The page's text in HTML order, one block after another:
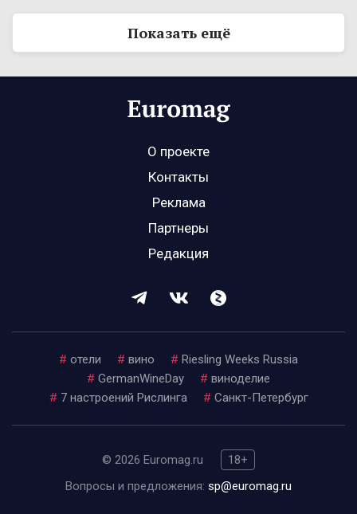
Показать ещё
О проекте
Контакты
Реклама
Партнеры
Редакция
# отели # вино # Riesling Weeks Russia
# GermanWineDay # виноделие
# 7 настроений Рислинга # Санкт-Петербург
© 2026 Euromag.ru
18+
Вопросы и предложения: sp@euromag.ru